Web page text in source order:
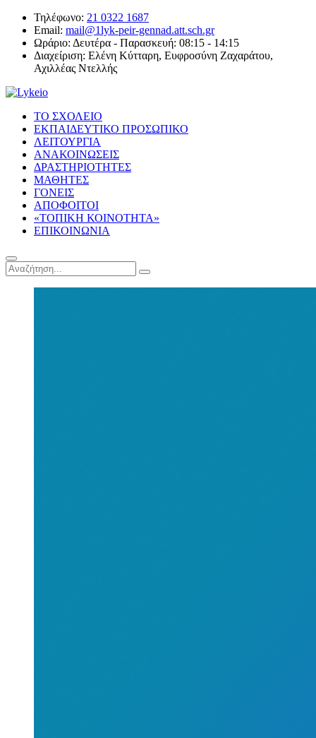
Τηλέφωνο: 21 0322 1687
Email: mail@1lyk-peir-gennad.att.sch.gr
Ωράριο: Δευτέρα - Παρασκευή: 08:15 - 14:15
Διαχείριση: Ελένη Κύτταρη, Ευφροσύνη Ζαχαράτου,
Αχιλλέας Ντελλής
ΤΟ ΣΧΟΛΕΙΟ
ΕΚΠΑΙΔΕΥΤΙΚΟ ΠΡΟΣΩΠΙΚΟ
ΛΕΙΤΟΥΡΓΙΑ
ΑΝΑΚΟΙΝΩΣΕΙΣ
ΔΡΑΣΤΗΡΙΟΤΗΤΕΣ
ΜΑΘΗΤΕΣ
ΓΟΝΕΙΣ
ΑΠΟΦΟΙΤΟΙ
«ΤΟΠΙΚΗ ΚΟΙΝΟΤΗΤΑ»
ΕΠΙΚΟΙΝΩΝΙΑ